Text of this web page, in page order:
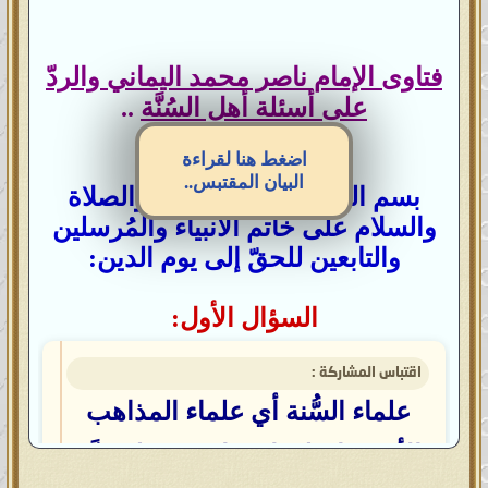
فتاوى الإمام ناصر محمد اليماني والردّ
على أسئلة أهل السُنَّة ..
بسم الله الرحمن الرحيم، والصلاة
والسلام على خاتم الأنبياء والمُرسلين
والتابعين للحقّ إلى يوم الدين:
السؤال الأول:
اقتباس المشاركة :
علماء السُّنة أي علماء المذاهب
الأربعة اختلفوا فيما بينهم فلم يدَّعِ
اضغط هنا لقراءة
البيان المقتبس..